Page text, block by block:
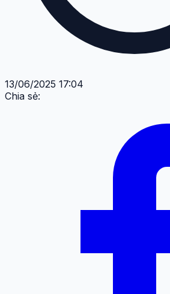
13/06/2025 17:04
Chia sẻ: